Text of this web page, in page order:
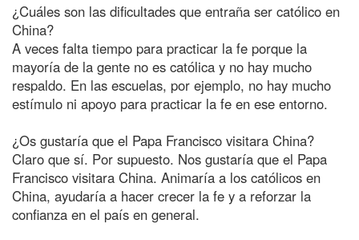
¿Cuáles son las dificultades que entraña ser católico en
China?
A veces falta tiempo para practicar la fe porque la
mayoría de la gente no es católica y no hay mucho
respaldo. En las escuelas, por ejemplo, no hay mucho
estímulo ni apoyo para practicar la fe en ese entorno.
¿Os gustaría que el Papa Francisco visitara China?
Claro que sí. Por supuesto. Nos gustaría que el Papa
Francisco visitara China. Animaría a los católicos en
China, ayudaría a hacer crecer la fe y a reforzar la
confianza en el país en general.